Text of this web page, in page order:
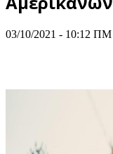
03/10/2021 - 10:12 ΠΜ